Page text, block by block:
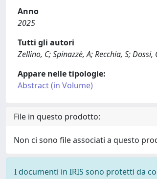
Anno
2025
Tutti gli autori
Zellino, C; Spinazzè, A; Recchia, S;
Appare nelle tipologie:
Abstract (in Volume)
File in questo prodotto:
Non ci sono file associati a questo
I documenti in IRIS sono protetti da